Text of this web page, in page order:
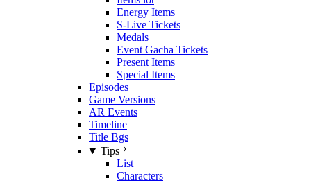
Energy Items
S-Live Tickets
Medals
Event Gacha Tickets
Present Items
Special Items
Episodes
Game Versions
AR Events
Timeline
Title Bgs
Tips
List
Characters